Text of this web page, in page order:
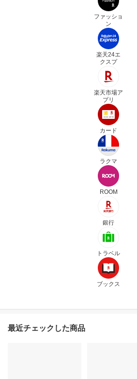
ファッショ
ン
楽天24エ
クスプ
楽天市場ア
プリ
カード
ラクマ
ROOM
銀行
トラベル
ブックス
最近チェックした商品